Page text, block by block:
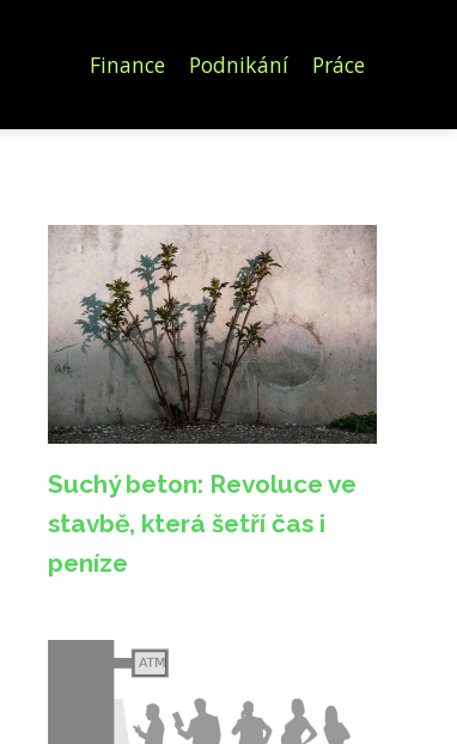
Finance Podnikání Práce
Suchý beton: Revoluce ve
stavbě, která šetří čas i
peníze